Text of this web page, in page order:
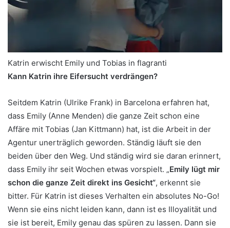
Katrin erwischt Emily und Tobias in flagranti
Kann Katrin ihre Eifersucht verdrängen?
Seitdem Katrin (Ulrike Frank) in Barcelona erfahren hat,
dass Emily (Anne Menden) die ganze Zeit schon eine
Affäre mit Tobias (Jan Kittmann) hat, ist die Arbeit in der
Agentur unerträglich geworden. Ständig läuft sie den
beiden über den Weg. Und ständig wird sie daran erinnert,
dass Emily ihr seit Wochen etwas vorspielt. „Emily lügt mir
schon die ganze Zeit direkt ins Gesicht“, erkennt sie
bitter. Für Katrin ist dieses Verhalten ein absolutes No-Go!
Wenn sie eins nicht leiden kann, dann ist es Illoyalität und
sie ist bereit, Emily genau das spüren zu lassen. Dann sie